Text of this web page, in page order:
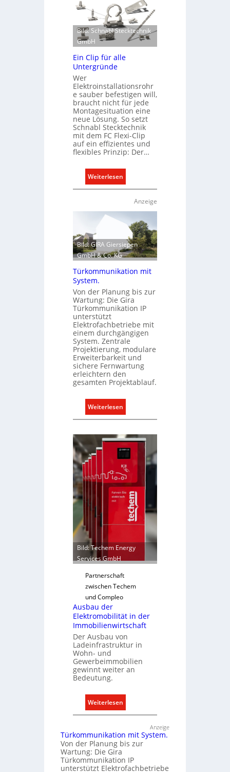
r
d
e
u
o
p
ä
i
s
c
h
e
n
M
a
k
t
m
k
l
m
a
d
a
r
f
s
g
e
r
e
c
t
e
f
a
s
n
u
d
r
e
g
e
l
Bild: Schnabl Stecktechnik
GmbH
Ein Clip für alle
Untergründe
Wer
Elektroinstallationsrohr
e sauber befestigen will,
braucht nicht für jede
Montagesituation eine
neue Lösung. So setzt
Schnabl Stecktechnik
mit dem FC Flexi-Clip
auf ein effizientes und
flexibles Prinzip: Der…
Weiterlesen:
E
i
p
f
ü
a
l
e
U
n
t
e
r
ü
d
e
Anzeige
Bild: GIRA Giersiepen
GmbH & Co. KG
Türkommunikation mit
System.
Von der Planung bis zur
Wartung: Die Gira
Türkommunikation IP
unterstützt
Elektrofachbetriebe mit
einem durchgängigen
System. Zentrale
Projektierung, modulare
Erweiterbarkeit und
sichere Fernwartung
erleichtern den
gesamten Projektablauf.
Weiterlesen:
T
r
k
o
m
m
u
k
t
n
m
i
S
s
e
Bild: Techem Energy
Services GmbH
Partnerschaft
zwischen Techem
und Compleo
Ausbau der
Elektromobilität in der
Immobilienwirtschaft
Der Ausbau von
Ladeinfrastruktur in
Wohn- und
Gewerbeimmobilien
gewinnt weiter an
Bedeutung.
Weiterlesen:
A
s
b
u
Anzeige
Türkommunikation mit System.
Von der Planung bis zur
Wartung: Die Gira
Türkommunikation IP
unterstützt Elektrofachbetriebe